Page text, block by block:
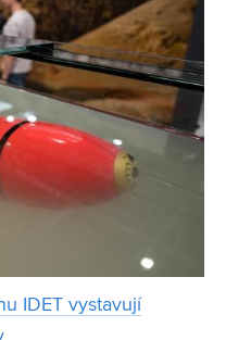
IDET vystavují